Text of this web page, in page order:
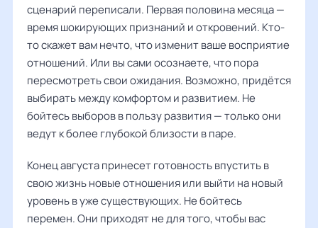
сценарий переписали. Первая половина месяца —
время шокирующих признаний и откровений. Кто-
то скажет вам нечто, что изменит ваше восприятие
отношений. Или вы сами осознаете, что пора
пересмотреть свои ожидания. Возможно, придётся
выбирать между комфортом и развитием. Не
бойтесь выборов в пользу развития — только они
ведут к более глубокой близости в паре.
Конец августа принесет готовность впустить в
свою жизнь новые отношения или выйти на новый
уровень в уже существующих. Не бойтесь
перемен. Они приходят не для того, чтобы вас